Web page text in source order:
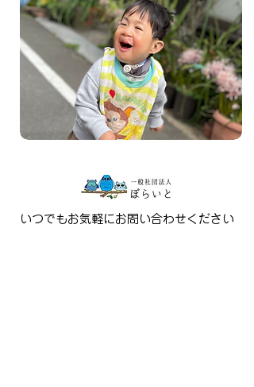
いつでもお気軽にお問い合わせください